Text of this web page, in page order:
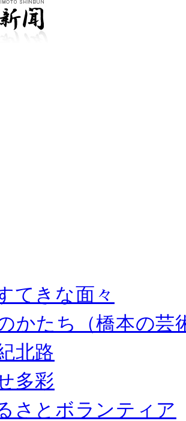
てきな面々
かたち（橋本の芸
北路
多彩
さとボランティア